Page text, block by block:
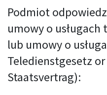
Podmiot
umowy o
lub umowy o
Teledienstgesetz
Staatsvertrag):